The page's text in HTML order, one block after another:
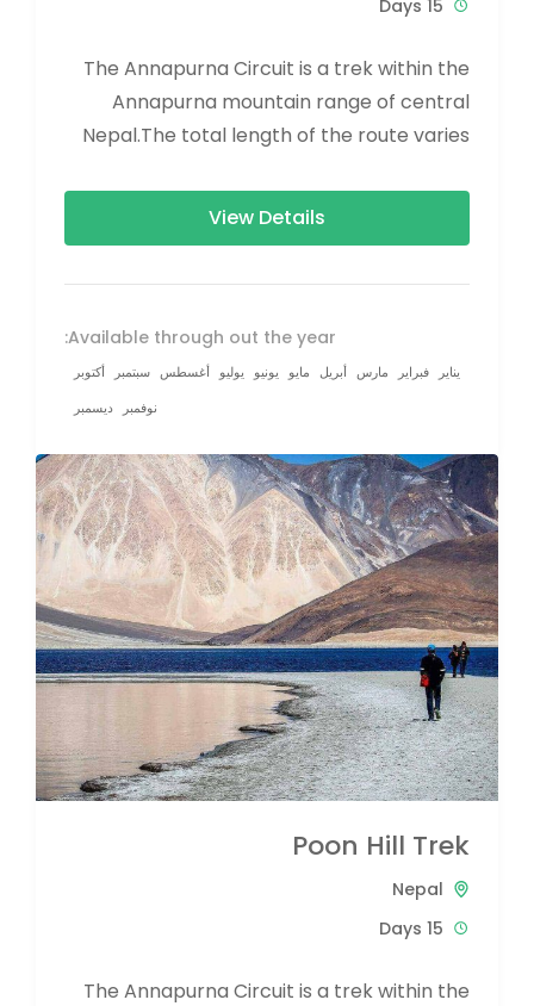
15 Days
The Annapurna Circuit is a trek within the
Annapurna mountain range of central
Nepal.The total length of the route varies
View Details
Available through out the year:
يناير فبراير مارس أبريل مايو يونيو يوليو أغسطس سبتمبر
أكتوبر
نوفمبر
ديسمبر
Poon Hill Trek
Nepal
15 Days
The Annapurna Circuit is a trek within the